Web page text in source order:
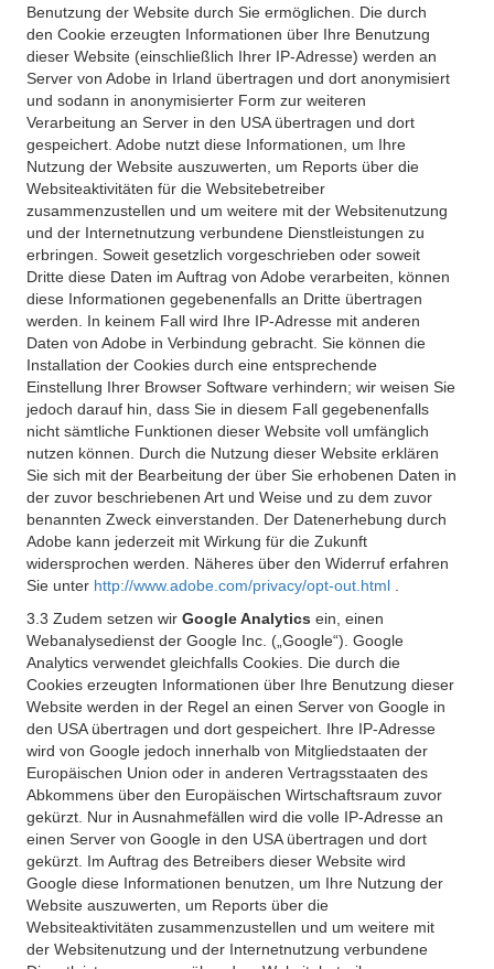
Benutzung der Website durch Sie ermöglichen. Die durch
den Cookie erzeugten Informationen über Ihre Benutzung
dieser Website (einschließlich Ihrer IP-Adresse) werden an
Server von Adobe in Irland übertragen und dort anonymisiert
und sodann in anonymisierter Form zur weiteren
Verarbeitung an Server in den USA übertragen und dort
gespeichert. Adobe nutzt diese Informationen, um Ihre
Nutzung der Website auszuwerten, um Reports über die
Websiteaktivitäten für die Websitebetreiber
zusammenzustellen und um weitere mit der Websitenutzung
und der Internetnutzung verbundene Dienstleistungen zu
erbringen. Soweit gesetzlich vorgeschrieben oder soweit
Dritte diese Daten im Auftrag von Adobe verarbeiten, können
diese Informationen gegebenenfalls an Dritte übertragen
werden. In keinem Fall wird Ihre IP-Adresse mit anderen
Daten von Adobe in Verbindung gebracht. Sie können die
Installation der Cookies durch eine entsprechende
Einstellung Ihrer Browser Software verhindern; wir weisen Sie
jedoch darauf hin, dass Sie in diesem Fall gegebenenfalls
nicht sämtliche Funktionen dieser Website voll umfänglich
nutzen können. Durch die Nutzung dieser Website erklären
Sie sich mit der Bearbeitung der über Sie erhobenen Daten in
der zuvor beschriebenen Art und Weise und zu dem zuvor
benannten Zweck einverstanden. Der Datenerhebung durch
Adobe kann jederzeit mit Wirkung für die Zukunft
widersprochen werden. Näheres über den Widerruf erfahren
Sie unter http://www.adobe.com/privacy/opt-out.html
3.3 Zudem setzen wir Google Analytics ein, einen
Webanalysedienst der Google Inc. („Google“). Google
Analytics verwendet gleichfalls Cookies. Die durch die
Cookies erzeugten Informationen über Ihre Benutzung dieser
Website werden in der Regel an einen Server von Google in
den USA übertragen und dort gespeichert. Ihre IP-Adresse
wird von Google jedoch innerhalb von Mitgliedstaaten der
Europäischen Union oder in anderen Vertragsstaaten des
Abkommens über den Europäischen Wirtschaftsraum zuvor
gekürzt. Nur in Ausnahmefällen wird die volle IP-Adresse an
einen Server von Google in den USA übertragen und dort
gekürzt. Im Auftrag des Betreibers dieser Website wird
Google diese Informationen benutzen, um Ihre Nutzung der
Website auszuwerten, um Reports über die
Websiteaktivitäten zusammenzustellen und um weitere mit
der Websitenutzung und der Internetnutzung verbundene